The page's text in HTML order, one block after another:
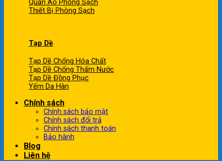
Quần Áo Phòng Sạch
Thiết Bị Phòng Sạch
Tạp Dề
Tạp Dề Chống Hóa Chất
Tạp Dề Chống Thấm Nước
Tạp Dề Đồng Phục
Yếm Da Hàn
Chính sách
Chính sách bảo mật
Chính sách đổi trả
Chính sách thanh toán
Bảo hành
Blog
Liên hệ